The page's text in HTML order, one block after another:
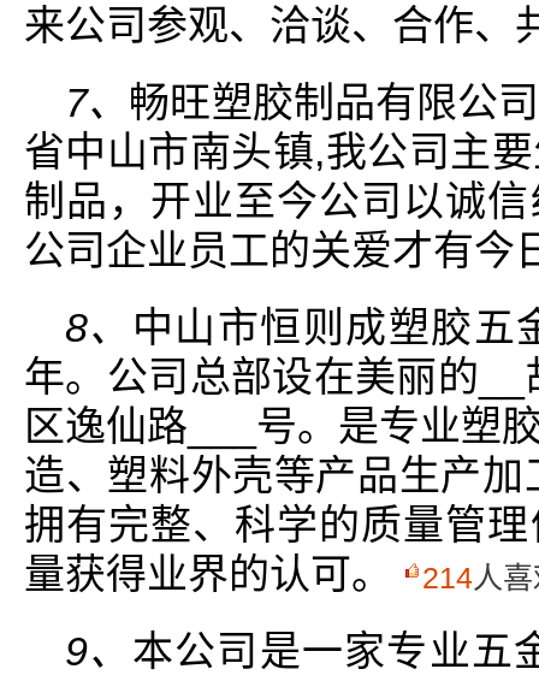
来公司参观、洽谈、合作、
7、 畅旺塑胶制品有限公
省中山市南头镇,我公司主
制品，开业至今公司以诚
公司企业员工的关爱才有今
8、 中山市恒则成塑胶五
年。公司总部设在美丽的
区逸仙路___号。是专业塑
造、塑料外壳等产品生产
拥有完整、科学的质量管
量获得业界的认可。
214人
9、 本公司是一家专业五